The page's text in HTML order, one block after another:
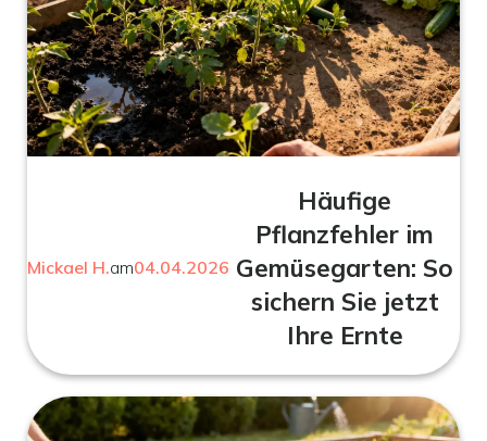
Mickael H.am04.04.2026
Häufige
Pflanzfehler im
Gemüsegarten: So
sichern Sie jetzt
Ihre Ernte